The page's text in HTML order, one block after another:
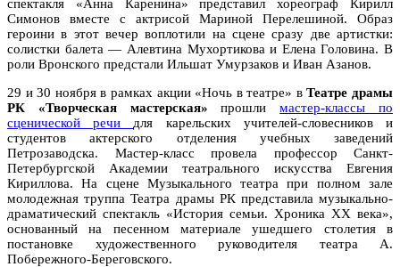
спектакля «Анна Каренина» представил хореограф Кирилл
Симонов вместе с актрисой Мариной Перелешиной. Образ
героини в этот вечер воплотили на сцене сразу две артистки:
солистки балета — Алевтина Мухортикова и Елена Головина. В
роли Вронского предстали Ильшат Умурзаков и Иван Азанов.
29 и 30 ноября в рамках акции «Ночь в театре» вТеатре драмы
РК «Творческая мастерская» прошлимастер-классы по
сценической речи для карельских учителей-словесников и
студентов актерского отделения учебных заведений
Петрозаводска. Мастер-класс провела профессор Санкт-
Петербургской Академии театрального искусства Евгения
Кириллова. На сцене Музыкального театра при полном зале
молодежная труппа Театра драмы РК представила музыкально-
драматический спектакль «История семьи. Хроника XX века»,
основанный на песенном материале ушедшего столетия в
постановке художественного руководителя театра А.
Побережного-Береговского.